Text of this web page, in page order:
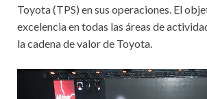
Toyota (TPS) en sus operaciones. El
excelencia en todas las áreas de
la cadena de valor de Toyota.